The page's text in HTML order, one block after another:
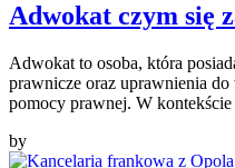
Adwokat czym się
Adwokat to osoba, która
prawnicze oraz uprawnienia
pomocy prawnej. W
by